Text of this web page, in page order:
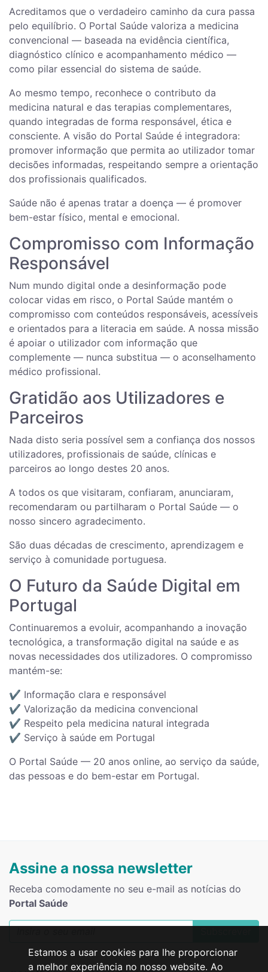
Acreditamos que o verdadeiro caminho da cura passa
pelo equilíbrio. O Portal Saúde valoriza a medicina
convencional — baseada na evidência científica,
diagnóstico clínico e acompanhamento médico —
como pilar essencial do sistema de saúde.
Ao mesmo tempo, reconhece o contributo da
medicina natural e das terapias complementares,
quando integradas de forma responsável, ética e
consciente. A visão do Portal Saúde é integradora:
promover informação que permita ao utilizador tomar
decisões informadas, respeitando sempre a orientação
dos profissionais qualificados.
Saúde não é apenas tratar a doença — é promover
bem-estar físico, mental e emocional.
Compromisso com Informação
Responsável
Num mundo digital onde a desinformação pode
colocar vidas em risco, o Portal Saúde mantém o
compromisso com conteúdos responsáveis, acessíveis
e orientados para a literacia em saúde. A nossa missão
é apoiar o utilizador com informação que
complemente — nunca substitua — o aconselhamento
médico profissional.
Gratidão aos Utilizadores e
Parceiros
Nada disto seria possível sem a confiança dos nossos
utilizadores, profissionais de saúde, clínicas e
parceiros ao longo destes 20 anos.
A todos os que visitaram, confiaram, anunciaram,
recomendaram ou partilharam o Portal Saúde — o
nosso sincero agradecimento.
São duas décadas de crescimento, aprendizagem e
serviço à comunidade portuguesa.
O Futuro da Saúde Digital em
Portugal
Continuaremos a evoluir, acompanhando a inovação
tecnológica, a transformação digital na saúde e as
novas necessidades dos utilizadores. O compromisso
mantém-se:
✔️ Informação clara e responsável
✔️ Valorização da medicina convencional
✔️ Respeito pela medicina natural integrada
✔️ Serviço à saúde em Portugal
O Portal Saúde — 20 anos online, ao serviço da saúde,
das pessoas e do bem-estar em Portugal.
Assine a nossa newsletter
Receba comodamente no seu e-mail as notícias do
Portal Saúde
Estamos a usar cookies para lhe proporcionar
a melhor experiência no nosso website. Ao